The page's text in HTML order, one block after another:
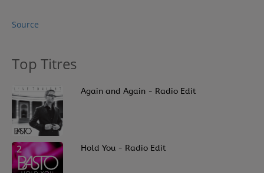
Source
Top Titres
1 Again and Again - Radio Edit
2 Hold You - Radio Edit